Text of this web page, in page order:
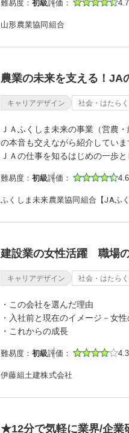
難易度： 初級評価： 4.7
山形農業協同組合
農業の未来を支える！JA
キャリアデザイン 社会・はたら
ＪＡふくしま未来の事業（営農
の本音も交えながら紹介していま
ＪＡの仕事を知るはじめの一歩
難易度： 初級評価： 4.6
ふくしま未来農業協同組合【JAふ
建設業の女性活躍 職場
キャリアデザイン 社会・はたら
・この会社を選んだ理由
・入社前と現在のイメージ－女
・これからの成長
難易度： 初級評価： 4.3
伊藤組土建株式会社
★12分で気軽に業界/企業